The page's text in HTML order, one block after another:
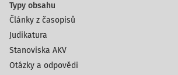
Typy obsahu
Články z časopisů
Judikatura
Stanoviska AKV
Otázky a odpovědi